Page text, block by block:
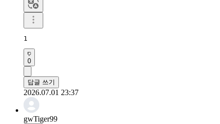
1
0
답글 쓰기
2026.07.01 23:37
gwTiger99